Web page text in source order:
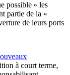
possible » les
partie de la «
de leurs ports
à court terme,